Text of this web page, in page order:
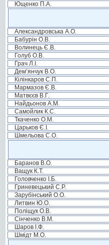
Ющенко П.А.
Александровська А.О.
Бабурін О.В.
Волинець Є.В.
Голуб О.В.
Грач Л.І.
Дем’янчук В.О.
Кілінкаров С.П.
Мармазов Є.В.
Матвєєв В.Г.
Найдьонов А.М.
Самойлик К.С.
Ткаченко О.М.
Царьков Є.І.
Шмельова С.О.
Баранов В.О.
Ващук К.Т.
Головченко І.Б.
Гриневецький С.Р.
Зарубінський О.О.
Литвин Ю.О.
Поліщук О.В.
Сінченко В.М.
Шаров І.Ф.
Шмідт М.О.